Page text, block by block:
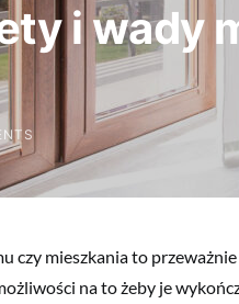
i wady
czy mieszkania to
na to żeby je